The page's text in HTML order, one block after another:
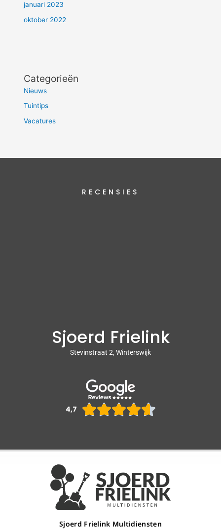
januari 2023
oktober 2022
Categorieën
Nieuws
Tuintips
Vacatures
RECENSIES
Sjoerd Frielink
Stevinstraat 2, Winterswijk
4,7 
Sjoerd Frielink Multidiensten